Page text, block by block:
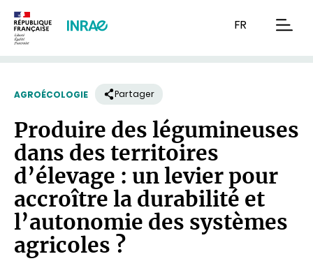
FR
AGROÉCOLOGIE Partager
Produire des légumineuses
dans des territoires
d’élevage : un levier pour
accroître la durabilité et
l’autonomie des systèmes
agricoles ?